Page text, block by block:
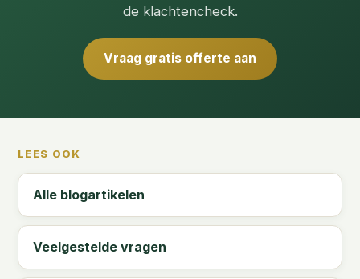
de klachtencheck.
Vraag gratis offerte aan
LEES OOK
Alle blogartikelen
Veelgestelde vragen